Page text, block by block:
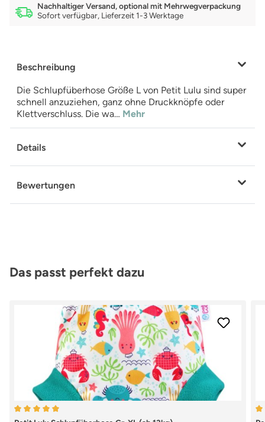
Nachhaltiger Versand, optional mit Mehrwegverpackung
Sofort verfügbar, Lieferzeit 1-3 Werktage
Beschreibung
Die Schlupfüberhose Größe L von Petit Lulu sind super
schnell anzuziehen, ganz ohne Druckknöpfe oder
Klettverschluss. Die wa… Mehr
Details
Bewertungen
Produktgalerie überspringen
Das passt perfekt dazu
Durchschnittliche Bewertung von 5 von 5 Sternen